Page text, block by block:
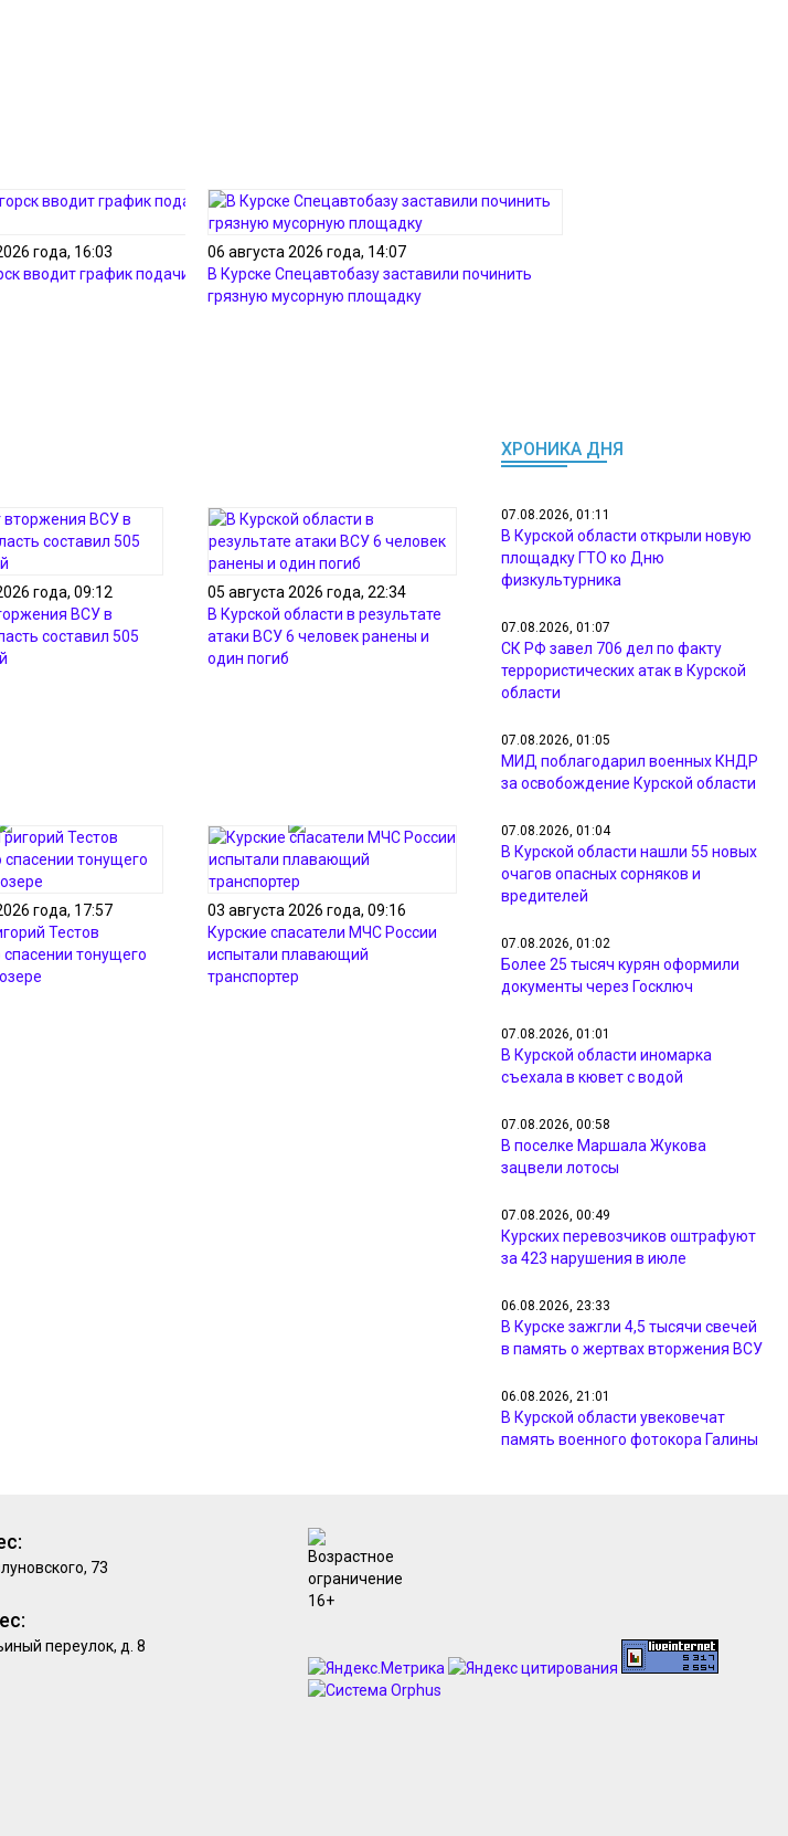
года, 16:03
вводит график подачи воды из-
06 августа 2026 года, 14:07
В Курске Спецавтобазу заставили починить
грязную мусорную площадку
года, 09:12
ВСУ в
составил 505
05 августа 2026 года, 22:34
В Курской области в результате
атаки ВСУ 6 человек ранены и
один погиб
года, 17:57
Тестов
спасении тонущего
03 августа 2026 года, 09:16
Курские спасатели МЧС России
испытали плавающий
транспортер
ХРОНИКА ДНЯ
07.08.2026, 01:11
В Курской области открыли новую
площадку ГТО ко Дню
физкультурника
07.08.2026, 01:07
СК РФ завел 706 дел по факту
террористических атак в Курской
области
07.08.2026, 01:05
МИД поблагодарил военных КНДР
за освобождение Курской области
07.08.2026, 01:04
В Курской области нашли 55 новых
очагов опасных сорняков и
вредителей
07.08.2026, 01:02
Более 25 тысяч курян оформили
документы через Госключ
07.08.2026, 01:01
В Курской области иномарка
съехала в кювет с водой
07.08.2026, 00:58
В поселке Маршала Жукова
зацвели лотосы
07.08.2026, 00:49
Курских перевозчиков оштрафуют
за 423 нарушения в июле
06.08.2026, 23:33
В Курске зажгли 4,5 тысячи свечей
в память о жертвах вторжения ВСУ
06.08.2026, 21:01
В Курской области увековечат
память военного фотокора Галины
В Курске вводили план «Перехват»
из-за видео с похищением
73
переулок, д. 8